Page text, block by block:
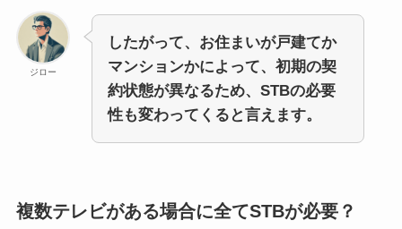
ジロー
したがって、お住まいが戸建てか
マンションかによって、初期の契
約状態が異なるため、STBの必要
性も変わってくると言えます。
複数テレビがある場合に全てSTBが必要？